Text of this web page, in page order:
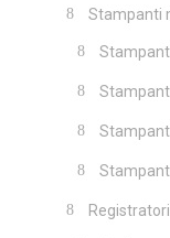
Stampanti